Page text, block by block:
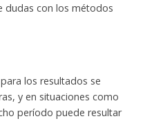
dudas con los métodos
los resultados se
y en situaciones como
período puede resultar